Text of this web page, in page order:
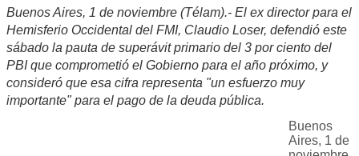
Buenos Aires, 1 de noviembre (Télam).- El ex director para el
Hemisferio Occidental del FMI, Claudio Loser, defendió este
sábado la pauta de superávit primario del 3 por ciento del
PBI que comprometió el Gobierno para el año próximo, y
consideró que esa cifra representa "un esfuerzo muy
importante" para el pago de la deuda pública.
Buenos
Aires, 1 de